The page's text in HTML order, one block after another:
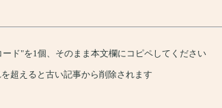
ド"を1個、そのまま本文欄にコピペしてください
超えると古い記事から削除されます